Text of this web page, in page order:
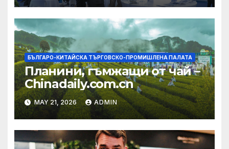
БЪЛГАРО-КИТАЙСКА ТЪРГОВСКО-ПРОМИШЛЕНА ПАЛАТА
Планини, гъмжащи от чай –
Chinadaily.com.cn
MAY 21, 2026 ADMIN